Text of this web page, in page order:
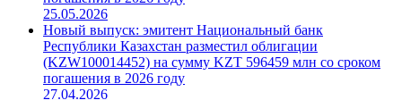
Новый выпуск: эмитент Национальный банк
Республики Казахстан разместил облигации
(KZW100014478) на сумму KZT 591077 млн со сроком
погашения в 2026 году
25.05.2026
Новый выпуск: эмитент Национальный банк